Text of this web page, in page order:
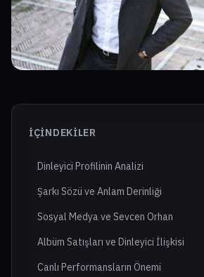
İÇINDEKILER
Dinleyici Profilinin Analizi
Şarkı Sözü ve Anlam Derinliği
Sosyal Medya ve Sevcen Orhan
Albüm Satışları ve Dinleyici İlişkisi
Canlı Performansların Önemi